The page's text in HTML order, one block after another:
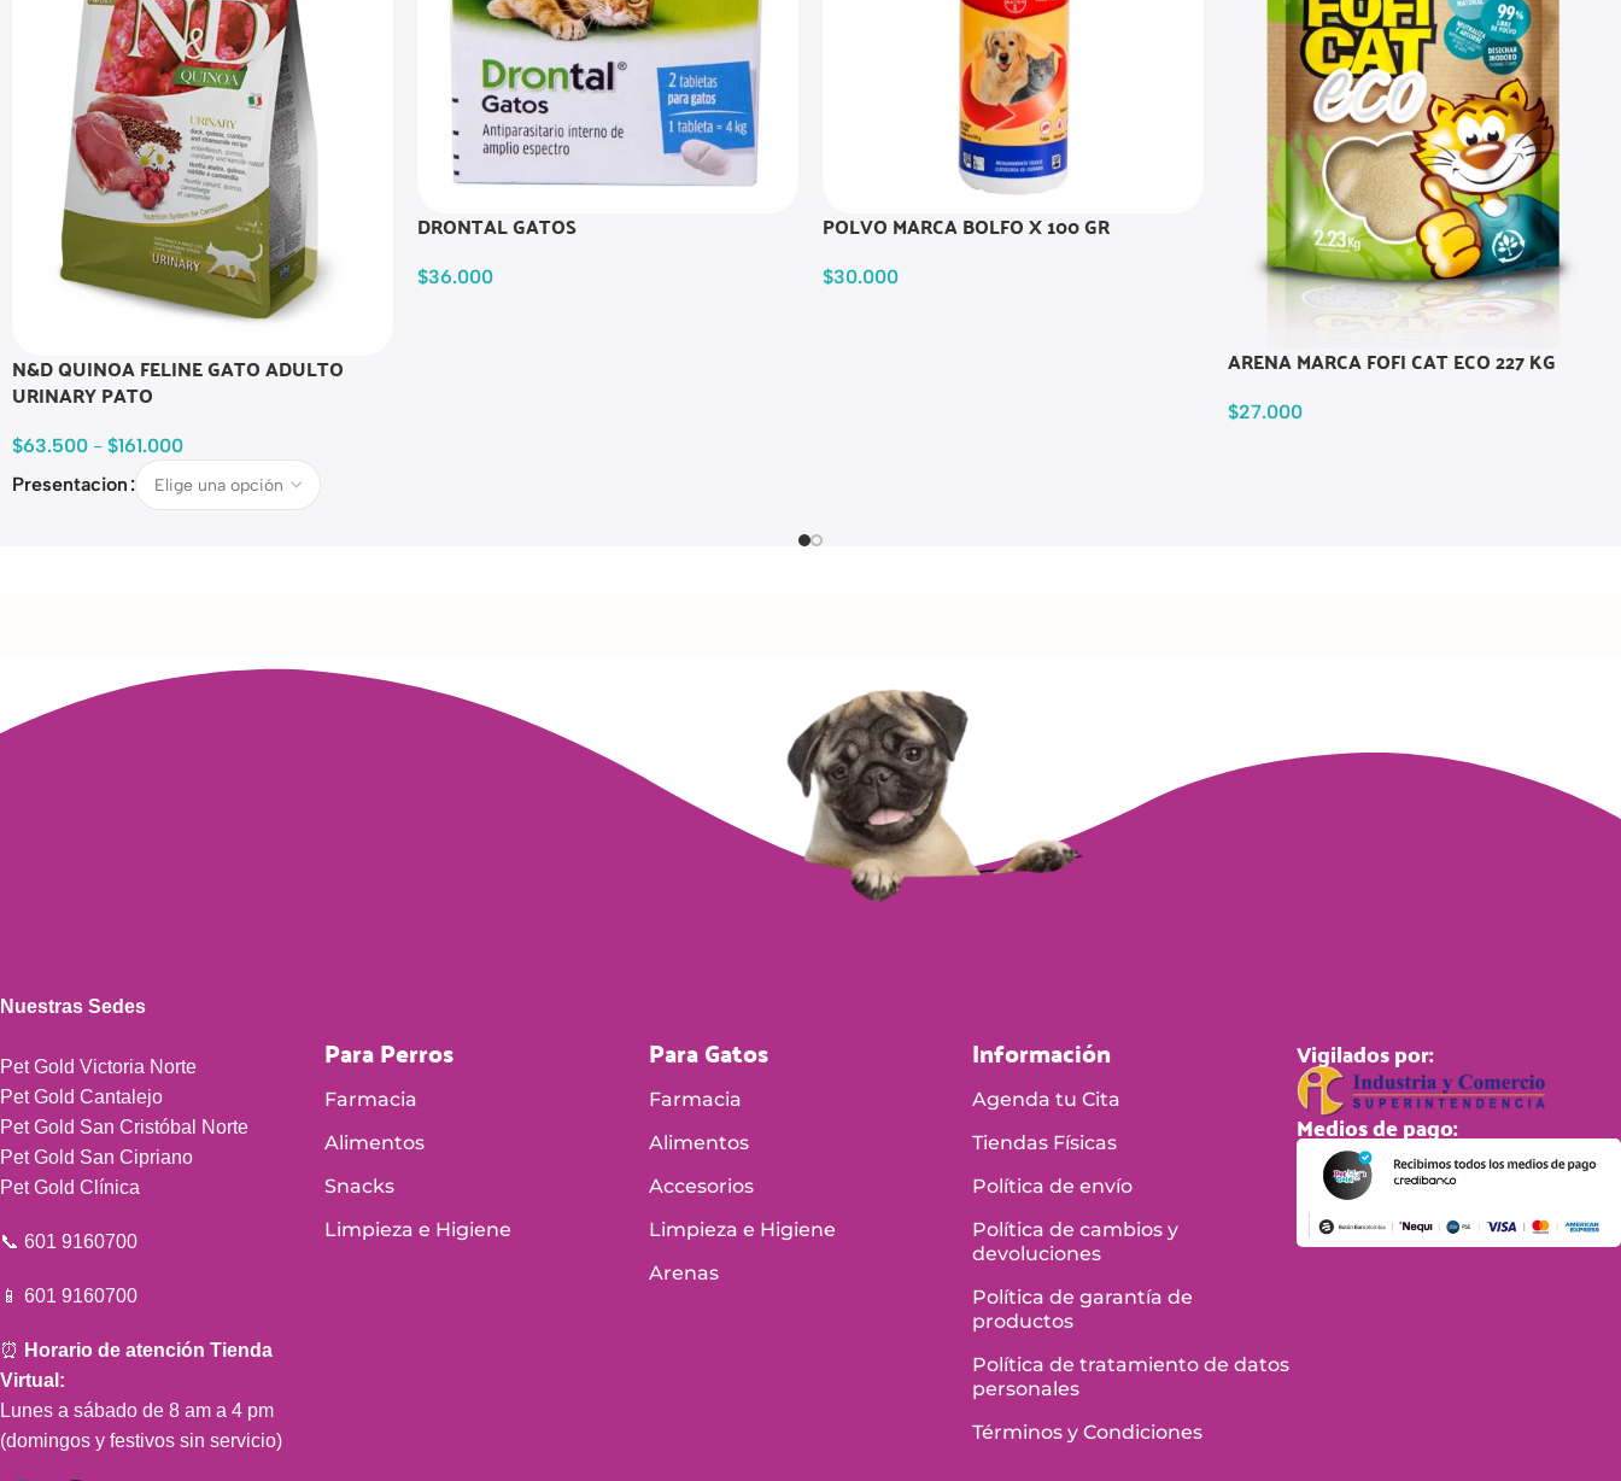
N&D QUINOA FELINE GATO ADULTO
URINARY PATO
$63.500 - $161.000
Presentacion
DRONTAL GATOS
$36.000
POLVO MARCA BOLFO X 100 GR
$30.000
ARENA MARCA FOFI CAT ECO 227 KG
$27.000
Nuestras Sedes
Pet Gold Victoria Norte
Pet Gold Cantalejo
Pet Gold San Cristóbal Norte
Pet Gold San Cipriano
Pet Gold Clínica
📞 601 9160700
📱 601 9160700
⏰ Horario de atención Tienda
Virtual:
Lunes a sábado de 8 am a 4 pm
(domingos y festivos sin servicio)
Para Perros
Farmacia
Alimentos
Snacks
Limpieza e Higiene
Para Gatos
Farmacia
Alimentos
Accesorios
Limpieza e Higiene
Arenas
Información
Agenda tu Cita
Tiendas Físicas
Política de envío
Política de cambios y
devoluciones
Política de garantía de
productos
Política de tratamiento de datos
personales
Términos y Condiciones
Vigilados por:
Medios de pago: